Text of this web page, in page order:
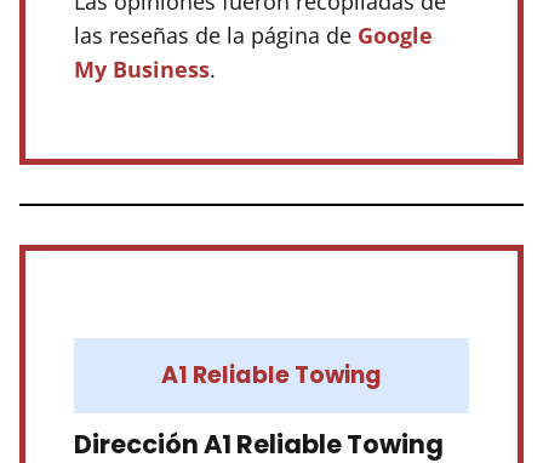
las reseñas de la página de Google
My Business.
A1 Reliable Towing
Dirección A1 Reliable Towing